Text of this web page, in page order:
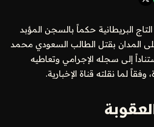
البريطانية حكماً بالسجن المؤبد
المدان بقتل الطالب السعودي محمد
إلى سجله الإجرامي وتعاطيه
وفقاً لما نقلته قناة الإخبارية.